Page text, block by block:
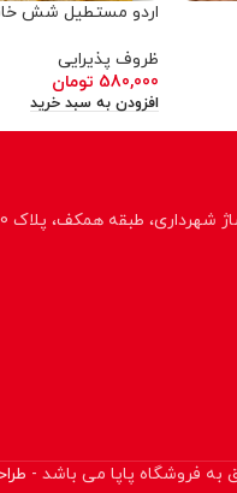
اردو مستطیل شش
ظروف پذیرایی
580,000 تومان
افزودن به سبد خرید
طبقه همکف، پلاک 70، فروشگاه پاپا
فروشگاه پاپا می باشد -